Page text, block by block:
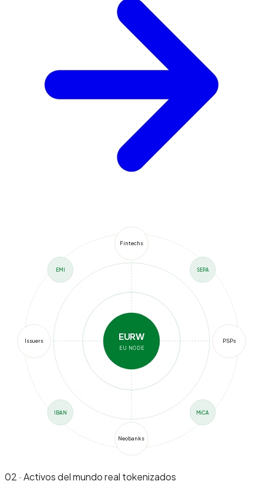
EURW
EU NODE
Fintechs
PSPs
Neobanks
Issuers
SEPA
IBAN MiCA
EMI
02 · Activos del mundo real tokenizados